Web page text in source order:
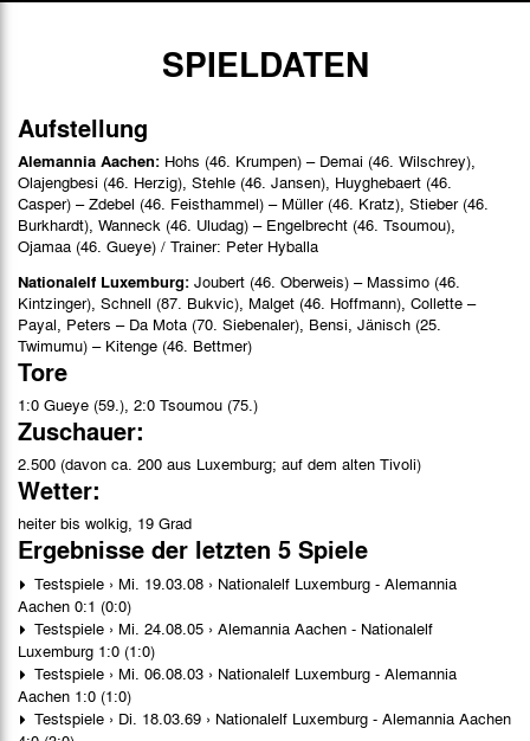
Bilder
SPIELDATEN
Aufstellung
Alemannia Aachen: Hohs (46. Krumpen) – Demai (46. Wilschrey),
Olajengbesi (46. Herzig), Stehle (46. Jansen), Huyghebaert (46.
Casper) – Zdebel (46. Feisthammel) – Müller (46. Kratz), Stieber (46.
Burkhardt), Wanneck (46. Uludag) – Engelbrecht (46. Tsoumou),
Ojamaa (46. Gueye) / Trainer: Peter Hyballa
Nationalelf Luxemburg: Joubert (46. Oberweis) – Massimo (46.
Kintzinger), Schnell (87. Bukvic), Malget (46. Hoffmann), Collette –
Payal, Peters – Da Mota (70. Siebenaler), Bensi, Jänisch (25.
Twimumu) – Kitenge (46. Bettmer)
Tore
1:0 Gueye (59.), 2:0 Tsoumou (75.)
Zuschauer:
2.500 (davon ca. 200 aus Luxemburg; auf dem alten Tivoli)
Wetter:
heiter bis wolkig, 19 Grad
Ergebnisse der letzten 5 Spiele
Testspiele › Mi. 19.03.08 › Nationalelf Luxemburg - Alemannia
Aachen 0:1 (0:0)
Testspiele › Mi. 24.08.05 › Alemannia Aachen - Nationalelf
Luxemburg 1:0 (1:0)
Testspiele › Mi. 06.08.03 › Nationalelf Luxemburg - Alemannia
Aachen 1:0 (1:0)
Testspiele › Di. 18.03.69 › Nationalelf Luxemburg - Alemannia Aachen